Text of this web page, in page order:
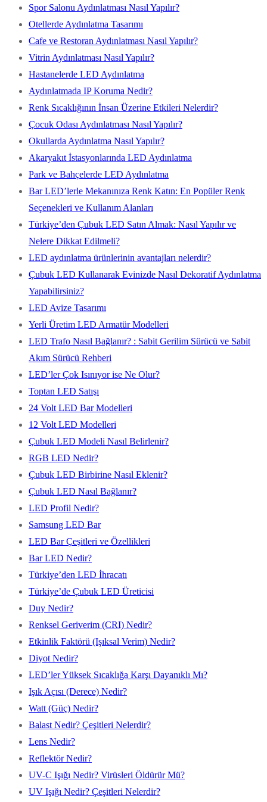
Spor Salonu Aydınlatması Nasıl Yapılır?
Otellerde Aydınlatma Tasarımı
Cafe ve Restoran Aydınlatması Nasıl Yapılır?
Vitrin Aydınlatması Nasıl Yapılır?
Hastanelerde LED Aydınlatma
Aydınlatmada IP Koruma Nedir?
Renk Sıcaklığının İnsan Üzerine Etkileri Nelerdir?
Çocuk Odası Aydınlatması Nasıl Yapılır?
Okullarda Aydınlatma Nasıl Yapılır?
Akaryakıt İstasyonlarında LED Aydınlatma
Park ve Bahçelerde LED Aydınlatma
Bar LED’lerle Mekanınıza Renk Katın: En Popüler Renk
Seçenekleri ve Kullanım Alanları
Türkiye’den Çubuk LED Satın Almak: Nasıl Yapılır ve
Nelere Dikkat Edilmeli?
LED aydınlatma ürünlerinin avantajları nelerdir?
Çubuk LED Kullanarak Evinizde Nasıl Dekoratif Aydınlatma
Yapabilirsiniz?
LED Avize Tasarımı
Yerli Üretim LED Armatür Modelleri
LED Trafo Nasıl Bağlanır? : Sabit Gerilim Sürücü ve Sabit
Akım Sürücü Rehberi
LED’ler Çok Isınıyor ise Ne Olur?
Toptan LED Satışı
24 Volt LED Bar Modelleri
12 Volt LED Modelleri
Çubuk LED Modeli Nasıl Belirlenir?
RGB LED Nedir?
Çubuk LED Birbirine Nasıl Eklenir?
Çubuk LED Nasıl Bağlanır?
LED Profil Nedir?
Samsung LED Bar
LED Bar Çeşitleri ve Özellikleri
Bar LED Nedir?
Türkiye’den LED İhracatı
Türkiye’de Çubuk LED Üreticisi
Duy Nedir?
Renksel Geriverim (CRI) Nedir?
Etkinlik Faktörü (Işıksal Verim) Nedir?
Diyot Nedir?
LED’ler Yüksek Sıcaklığa Karşı Dayanıklı Mı?
Işık Açısı (Derece) Nedir?
Watt (Güç) Nedir?
Balast Nedir? Çeşitleri Nelerdir?
Lens Nedir?
Reflektör Nedir?
UV-C Işığı Nedir? Virüsleri Öldürür Mü?
UV Işığı Nedir? Çeşitleri Nelerdir?